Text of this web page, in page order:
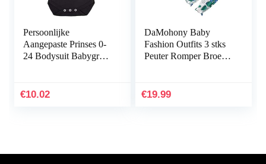
Persoonlijke
Aangepaste Prinses 0-
24 Bodysuit Babygrow
Verjaardagscadeau
€10.02
DaMohony Baby
Fashion Outfits 3 stks
Peuter Romper Broek
Baby Meisjes
€19.99